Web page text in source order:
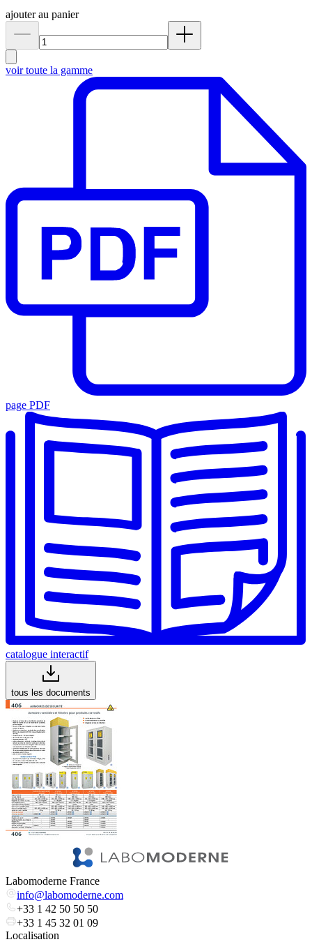
ajouter au panier
voir toute la gamme
page PDF
catalogue interactif
tous les documents
Labomoderne France
info@labomoderne.com
+33 1 42 50 50 50
+33 1 45 32 01 09
Localisation